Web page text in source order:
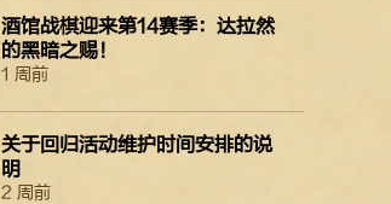
酒馆战棋迎来第14赛季：达拉然
的黑暗之赐！
1 周前
关于回归活动维护时间安排的说
明
2 周前